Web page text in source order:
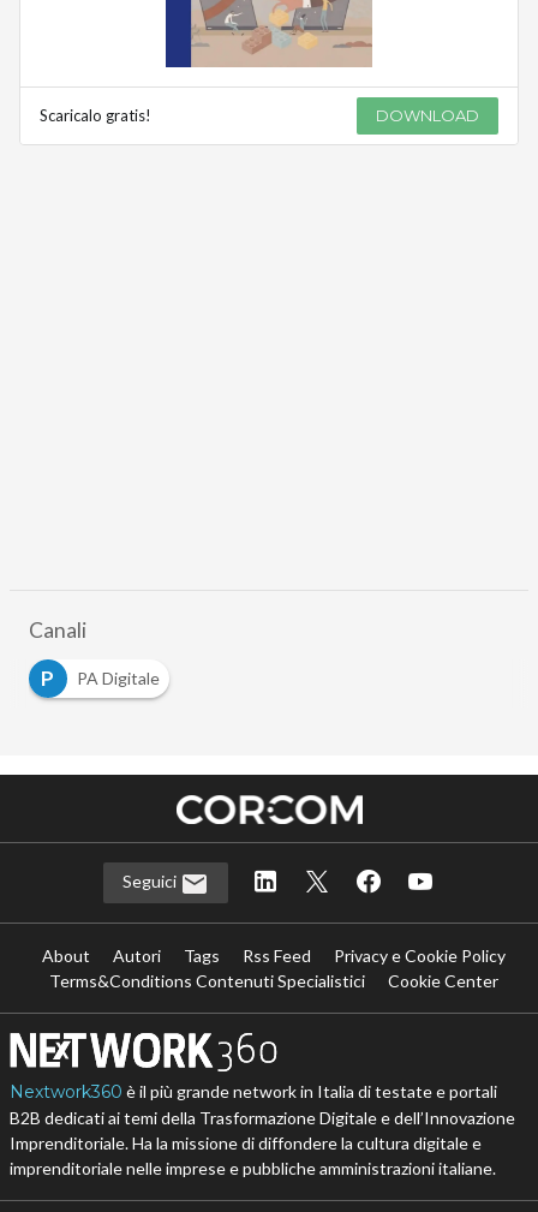
Scaricalo gratis! DOWNLOAD
Canali
P
PA Digitale
Seguici
About Autori Tags Rss Feed
Privacy e Cookie Policy
Terms&Conditions Contenuti Specialistici
Cookie Center
Nextwork360 è il più grande network in Italia di testate e portali
B2B dedicati ai temi della Trasformazione Digitale e dell’Innovazione
Imprenditoriale. Ha la missione di diffondere la cultura digitale e
imprenditoriale nelle imprese e pubbliche amministrazioni italiane.